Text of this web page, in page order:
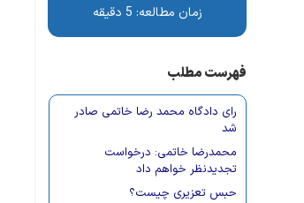
زمان مطالعه: 5 دقیقه
فهرست مطلب
رای دادگاه محمد رضا خاتمی صادر
شد
محمدرضا خاتمی: درخواست
تجدیدنظر خواهم داد
حبس تعزیری چیست؟